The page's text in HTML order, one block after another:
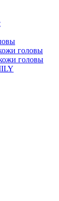
головы
головы